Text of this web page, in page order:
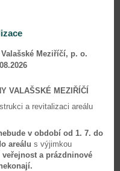
Valašské Meziříčí, p. o.
VALAŠSKÉ MEZIŘÍČÍ
a revitalizaci areálu
v období od 1. 7. do
areálu s výjimkou
a prázdninové